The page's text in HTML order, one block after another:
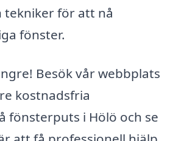
tekniker för att nå
fönster.
Besök vår webbplats
kostnadsfria
fönsterputs i Hölö och se